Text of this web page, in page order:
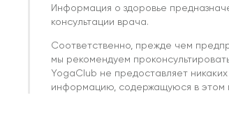
Информация о здоровье
консультации врача.
Соответственно, прежде чем
мы рекомендуем
YogaClub не предоставляет
информацию, содержащуюся в этом